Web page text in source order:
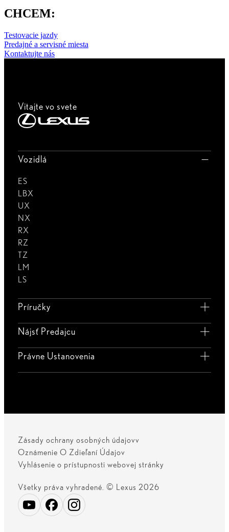
CHCEM:
Testovacie jazdy
Predajné a servisné miesta
Kontaktujte nás
Vitajte vo svete
Vozidlá
ES
LBX
UX
NX
RX
RZ
TZ
LM
LS
Príručky
Nájsť Predajcu
Právne Ustanovenia
Zásady ochrany osobných údajovv
Oznámenie O Zdieľaní Údajov
Vyhlásenie o prístupnosti webovej stránky
Všetky práva vyhradené. © Lexus 2026